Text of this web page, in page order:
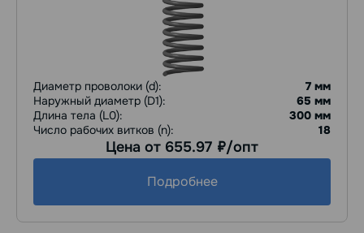
Диаметр проволоки (d):
7 мм
Наружный диаметр (D1):
65 мм
Длина тела (L0):
300 мм
Число рабочих витков (n):
18
Цена от 655.97 руб./опт
Подробнее